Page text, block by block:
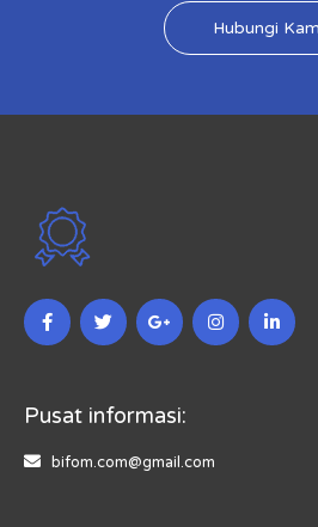
Hubungi
Pusat informasi:
bifom.com@gmail.com